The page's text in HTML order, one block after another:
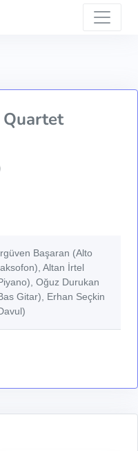
Quartet
Başaran (Alto
Altan İrtel
Oğuz Durukan
Gitar), Erhan Seçkin